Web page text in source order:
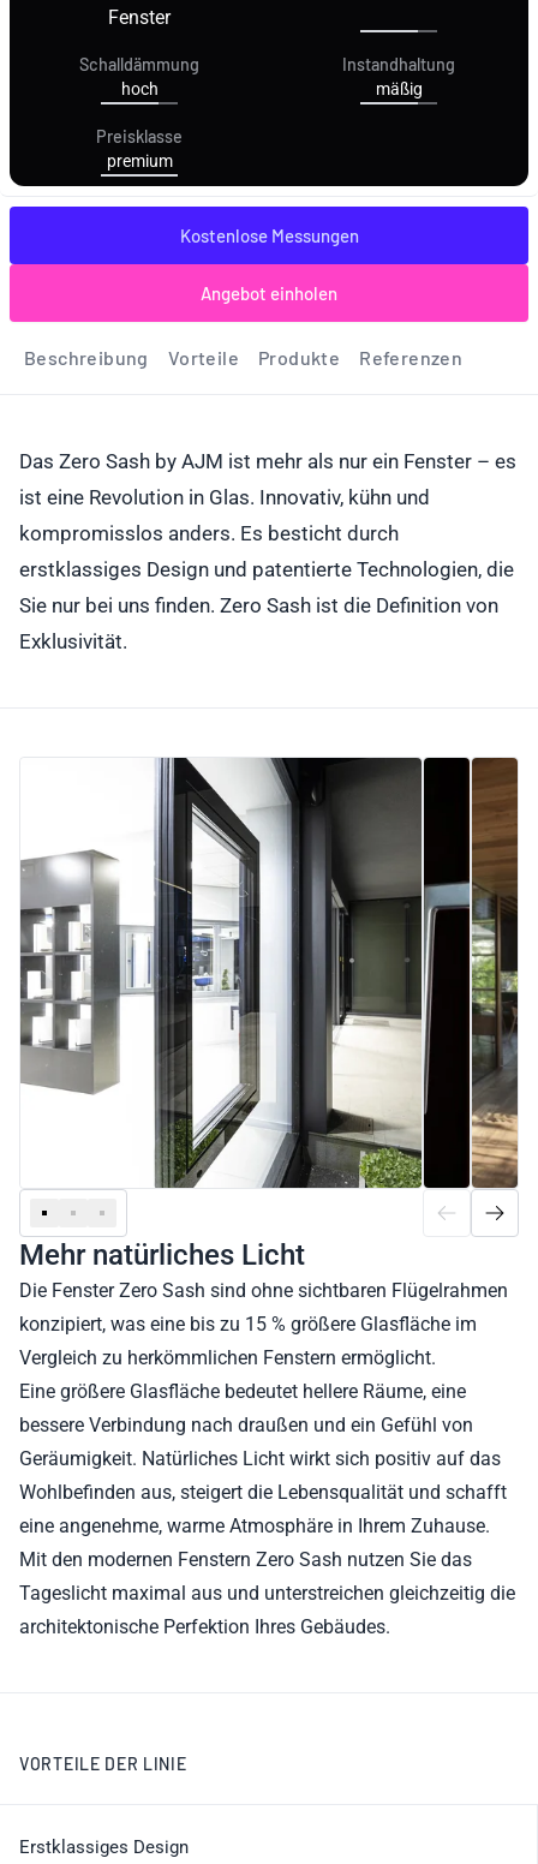
Fenster
Schalldämmung
hoch
Instandhaltung
mäßig
Preisklasse
premium
Beschreibung Vorteile Produkte Referenzen
Kostenlose Messungen
Angebot einholen
Das Zero Sash by AJM ist mehr als nur ein Fenster – es
ist eine Revolution in Glas. Innovativ, kühn und
kompromisslos anders. Es besticht durch
erstklassiges Design und patentierte Technologien, die
Sie nur bei uns finden. Zero Sash ist die Definition von
Exklusivität.
Mehr natürliches Licht
Die Fenster Zero Sash sind ohne sichtbaren Flügelrahmen
konzipiert, was eine bis zu 15 % größere Glasfläche im
Vergleich zu herkömmlichen Fenstern ermöglicht.
Eine größere Glasfläche bedeutet hellere Räume, eine
bessere Verbindung nach draußen und ein Gefühl von
Geräumigkeit. Natürliches Licht wirkt sich positiv auf das
Wohlbefinden aus, steigert die Lebensqualität und schafft
eine angenehme, warme Atmosphäre in Ihrem Zuhause.
Mit den modernen Fenstern Zero Sash nutzen Sie das
Tageslicht maximal aus und unterstreichen gleichzeitig die
architektonische Perfektion Ihres Gebäudes.
VORTEILE DER LINIE
Erstklassiges Design